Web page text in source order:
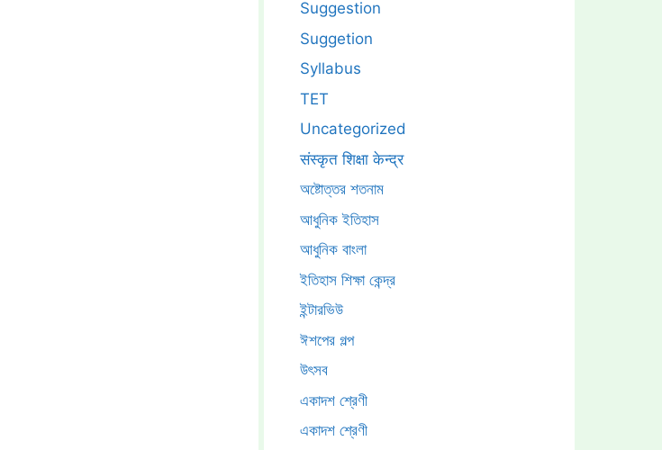
Suggestion
Suggetion
Syllabus
TET
Uncategorized
संस्कृत शिक्षा केन्द्र
অষ্টোত্তর শতনাম
আধুনিক ইতিহাস
আধুনিক বাংলা
ইতিহাস শিক্ষা কেন্দ্র
ইন্টারভিউ
ঈশপের গল্প
উৎসব
একাদশ শ্রেণী
একাদশ শ্রেণী